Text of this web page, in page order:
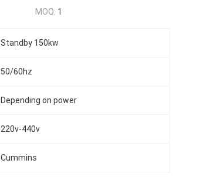
MOQ: 1
Standby 150kw
50/60hz
Depending on power
220v-440v
Cummins